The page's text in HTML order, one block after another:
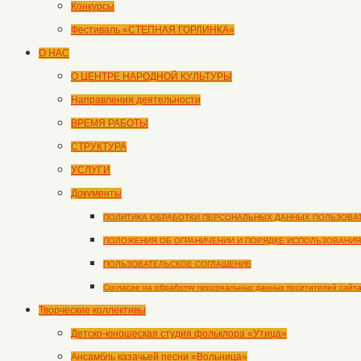
Конкурсы
Фестиваль «СТЕПНАЯ ГОРЛИНКА»
О НАС
О ЦЕНТРЕ НАРОДНОЙ КУЛЬТУРЫ
Направления деятельности
ВРЕМЯ РАБОТЫ
СТРУКТУРА
УСЛУГИ
Документы
ПОЛИТИКА ОБРАБОТКИ ПЕРСОНАЛЬНЫХ ДАННЫХ
ПОЛОЖЕНИЯ ОБ ОГРАНИЧЕНИИ И ПОРЯДКЕ
ПОЛЬЗОВАТЕЛЬСКОЕ СОГЛАШЕНИЕ
Согласие на обработку персональных данных посетителей сайта
Творческие коллективы
Детско-юношеская студия фольклора «Утица»
Ансамбль казачьей песни «Вольница»